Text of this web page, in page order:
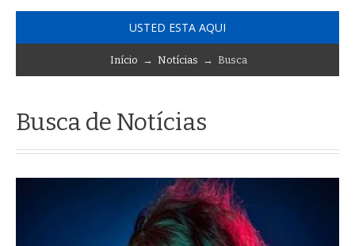
USTED ESTA AQUI
Início → Notícias → Busca
Busca de Notícias